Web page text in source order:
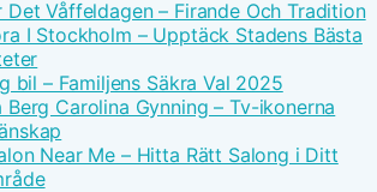
Det Våffeldagen – Firande Och Tradition
I Stockholm – Upptäck Stadens Bästa
bil – Familjens Säkra Val 2025
Berg Carolina Gynning – Tv-ikonerna
Near Me – Hitta Rätt Salong i Ditt